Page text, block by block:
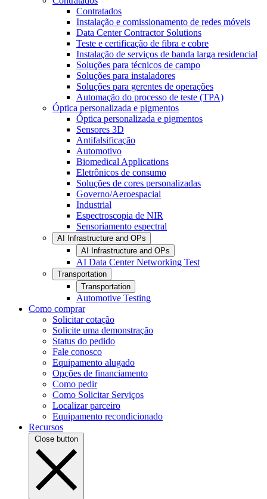
Contratados
Instalação e comissionamento de redes móveis
Data Center Contractor Solutions
Teste e certificação de fibra e cobre
Instalação de serviços de banda larga residencial
Soluções para técnicos de campo
Soluções para instaladores
Soluções para gerentes de operações
Automação do processo de teste (TPA)
Óptica personalizada e pigmentos
Óptica personalizada e pigmentos
Sensores 3D
Antifalsificação
Automotivo
Biomedical Applications
Eletrônicos de consumo
Soluções de cores personalizadas
Governo/Aeroespacial
Industrial
Espectroscopia de NIR
Sensoriamento espectral
AI Infrastructure and OPs
AI Infrastructure and OPs
AI Data Center Networking Test
Transportation
Transportation
Automotive Testing
Como comprar
Solicitar cotação
Solicite uma demonstração
Status do pedido
Fale conosco
Equipamento alugado
Opções de financiamento
Como pedir
Como Solicitar Serviços
Localizar parceiro
Equipamento recondicionado
Recursos
Close button